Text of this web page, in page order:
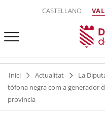
CASTELLANO
Inici Actualitat
La
tòfona negra com a generador
província